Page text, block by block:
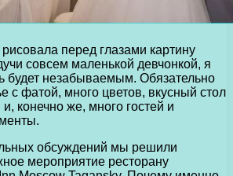
перед глазами картину
совсем маленькой девчонкой, я
будет незабываемым. Обязательно
с фатой, много цветов, вкусный стол
конечно же, много гостей и
обсуждений мы решили
мероприятие ресторану